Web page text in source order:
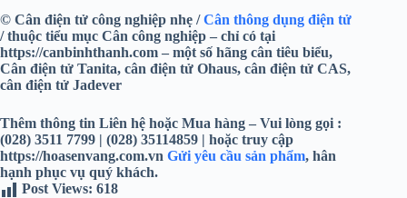
© Cân điện tử công nghiệp nhẹ /Cân thông dụng điện tử
/ thuộc tiểu mục Cân công nghiệp – chỉ có tại
https://canbinhthanh.com – một số hãng cân tiêu biểu,
Cân điện tử Tanita, cân điện tử Ohaus, cân điện tử CAS,
cân điện tử Jadever
Thêm thông tin Liên hệ hoặc Mua hàng – Vui lòng gọi :
(028) 3511 7799 | (028) 35114859 | hoặc truy cập
https://hoasenvang.com.vn Gửi yêu cầu sản phẩm, hân
hạnh phục vụ quý khách.
Post Views: 618